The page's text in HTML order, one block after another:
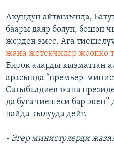
Акундун айтымында,
баары даяр болуп, бошоп
жерден эмес. Ага
жана жетекчилер жоопко
Бирок аларды кызматтан
арасында “премьер-
Сатыбалдиев жана
да буга тиешеси бар
пайда кылууда дейт.
- Эгер министрлерди